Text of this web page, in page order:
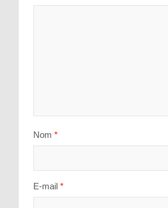
Nom *
E-mail *